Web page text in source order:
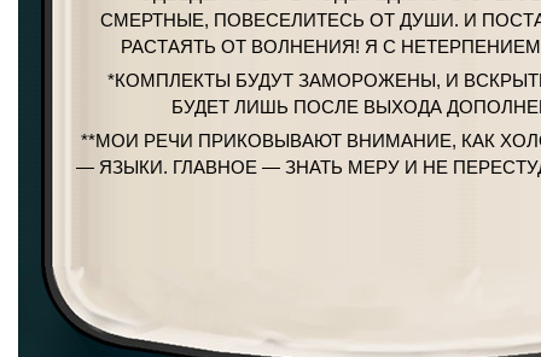
СМЕРТНЫЕ, ПОВЕСЕЛИТЕСЬ ОТ ДУШИ. И
РАСТАЯТЬ ОТ ВОЛНЕНИЯ! Я С
*КОМПЛЕКТЫ БУДУТ ЗАМОРОЖЕНЫ, И
БУДЕТ ЛИШЬ ПОСЛЕ ВЫХОДА
**МОИ РЕЧИ ПРИКОВЫВАЮТ ВНИМАНИЕ, КАК
— ЯЗЫКИ. ГЛАВНОЕ — ЗНАТЬ МЕРУ И НЕ